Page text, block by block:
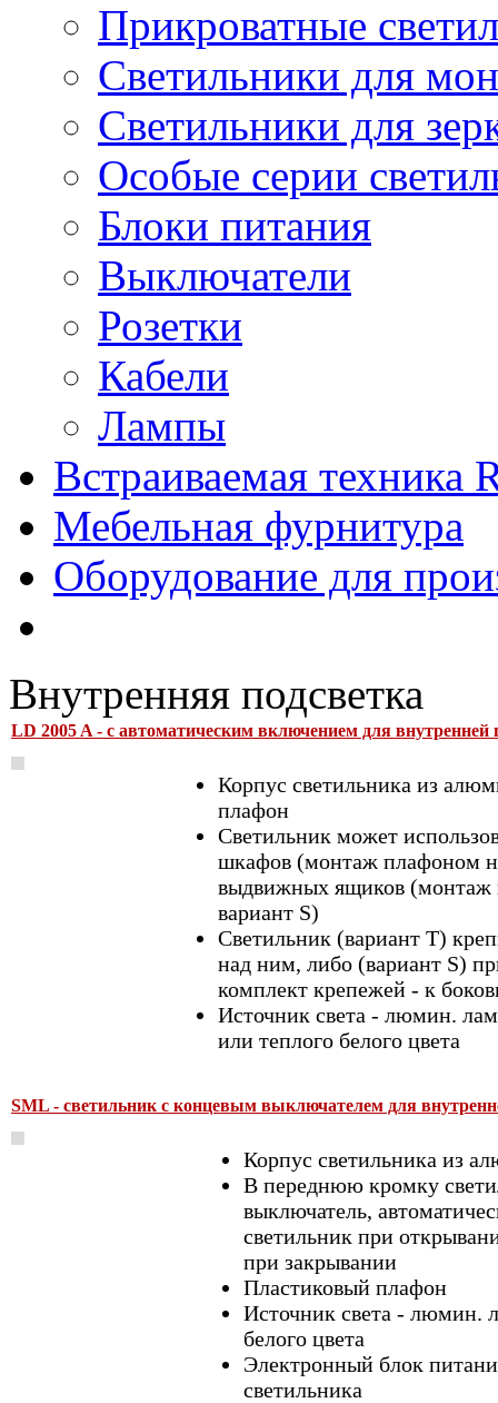
Прикроватные
Светильники для
Светильники для
Особые серии
Блоки питания
Выключатели
Розетки
Кабели
Лампы
Встраиваемая техника
Мебельная фурнитура
Оборудование для
Внутренняя подсветка
LD 2005 A - с автоматическим включением для
Корпус светильника из
плафон
Светильник может
шкафов (монтаж плафоном
выдвижных ящиков (монтаж
вариант S)
Светильник (вариант Т)
над ним, либо (вариант S)
комплект крепежей - к
Источник света - люмин.
или теплого белого цвета
SML - светильник с концевым выключателем для
Корпус светильника из
В переднюю кромку
выключатель,
светильник при
при закрывании
Пластиковый плафон
Источник света - люмин.
белого цвета
Электронный блок
светильника